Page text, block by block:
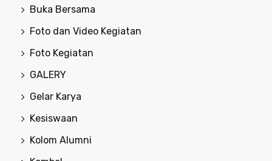
Buka Bersama
Foto dan Video Kegiatan
Foto Kegiatan
GALERY
Gelar Karya
Kesiswaan
Kolom Alumni